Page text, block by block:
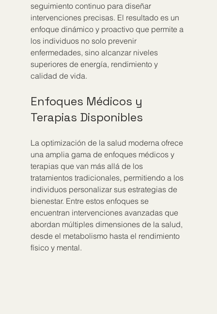
seguimiento continuo para diseñar
intervenciones precisas. El resultado es un
enfoque dinámico y proactivo que permite a
los individuos no solo prevenir
enfermedades, sino alcanzar niveles
superiores de energía, rendimiento y
calidad de vida.
Enfoques Médicos y
Terapias Disponibles
La optimización de la salud moderna ofrece
una amplia gama de enfoques médicos y
terapias que van más allá de los
tratamientos tradicionales, permitiendo a los
individuos personalizar sus estrategias de
bienestar. Entre estos enfoques se
encuentran intervenciones avanzadas que
abordan múltiples dimensiones de la salud,
desde el metabolismo hasta el rendimiento
físico y mental.